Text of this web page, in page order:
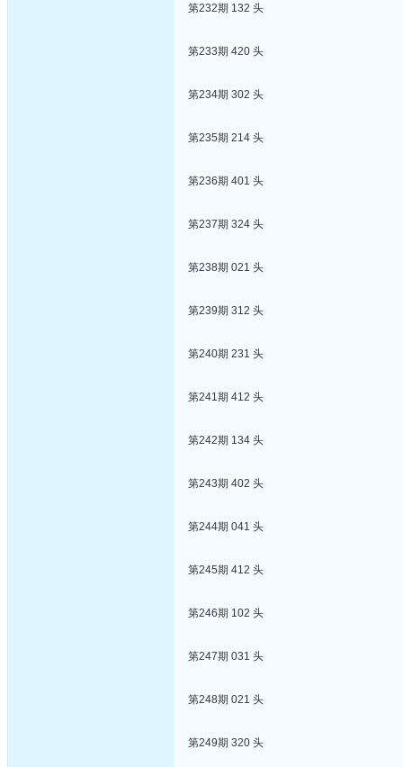
第232期 132 头
第233期 420 头
第234期 302 头
第235期 214 头
第236期 401 头
第237期 324 头
第238期 021 头
第239期 312 头
第240期 231 头
第241期 412 头
第242期 134 头
第243期 402 头
第244期 041 头
第245期 412 头
第246期 102 头
第247期 031 头
第248期 021 头
第249期 320 头